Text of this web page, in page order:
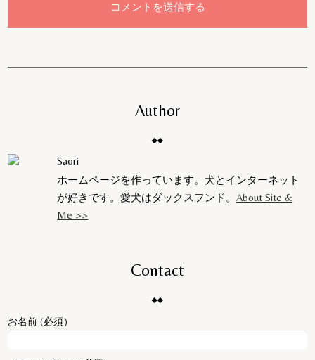
Author
Saori
ホームページを作っています。犬とインターネット
が好きです。愛犬はダックスフンド。About Site &
Me >>
Contact
お名前 (必須）